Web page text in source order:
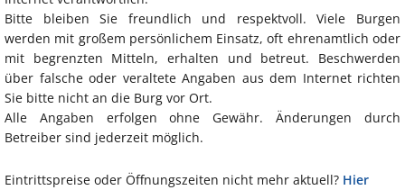
Bitte bleiben Sie freundlich und respektvoll. Viele Burgen
werden mit großem persönlichem Einsatz, oft ehrenamtlich oder
mit begrenzten Mitteln, erhalten und betreut. Beschwerden
über falsche oder veraltete Angaben aus dem Internet richten
Sie bitte nicht an die Burg vor Ort.
Alle Angaben erfolgen ohne Gewähr. Änderungen durch
Betreiber sind jederzeit möglich.
Eintrittspreise oder Öffnungszeiten nicht mehr aktuell? Hier